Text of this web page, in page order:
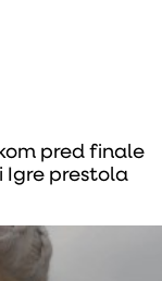
pred finale
Igre prestola